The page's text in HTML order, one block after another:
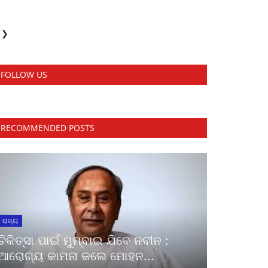
❯
FOLLOW US
RECOMMENDED POSTS
ରାଜ୍ୟ
ପାଇଁ ମୁମ୍ବାଇ ଯିବେ ନବୀନ :
କାମନା କଲେ ମୋହନ...